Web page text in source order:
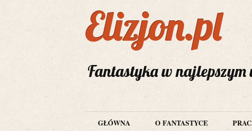
Elizjon.pl
Fantastyka w
GŁÓWNA O FANTASTYCE